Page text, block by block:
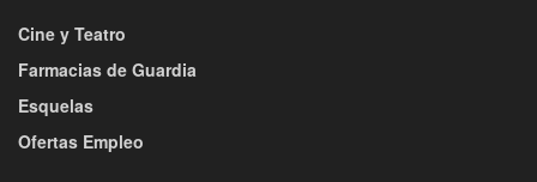
Cine y Teatro
Farmacias de Guardia
Esquelas
Ofertas Empleo